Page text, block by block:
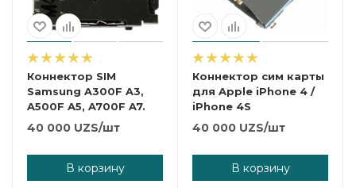
Коннектор SIM
Samsung A300F A3,
A500F A5, A700F A7.
40 000 UZS/шт
В корзину
Коннектор сим карты
для Apple iPhone 4 /
iPhone 4S
40 000 UZS/шт
В корзину